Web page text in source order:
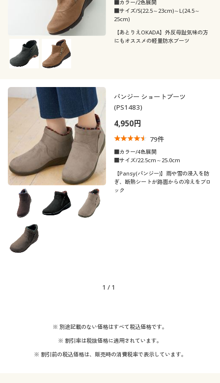
■カラー/2色展開
■サイズ/S(22.5～23cm)～L(24.5～
25cm)
【あとりえOKADA】外反母趾気味の方
にもオススメの軽量防水ブーツ
パンジー ショートブーツ
(PS1483)
4,950円
79件
■カラー/4色展開
■サイズ/22.5cm～25.0cm
【Pansy(パンジー)】雨や雪の浸入を防
ぎ、断熱シートが路面からの冷えをブロ
ック
1 / 1
※ 別途記載のない価格はすべて税込価格です。
※ 割引率は税抜価格に適用されています。
※ 割引前の税込価格は、販売時の消費税率で表示しています。